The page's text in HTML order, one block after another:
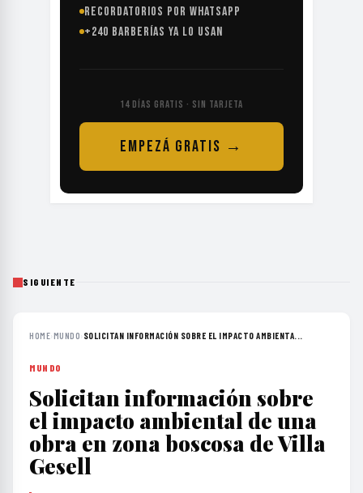
RECORDATORIOS POR WHATSAPP
+240 BARBERÍAS YA LO USAN
14 DÍAS GRATIS · SIN TARJETA
EMPEZÁ GRATIS →
SIGUIENTE
HOME›MUNDO› SOLICITAN INFORMACIÓN SOBRE EL IMPACTO AMBIENTA...
MUNDO
Solicitan información sobre
el impacto ambiental de una
obra en zona boscosa de Villa
Gesell